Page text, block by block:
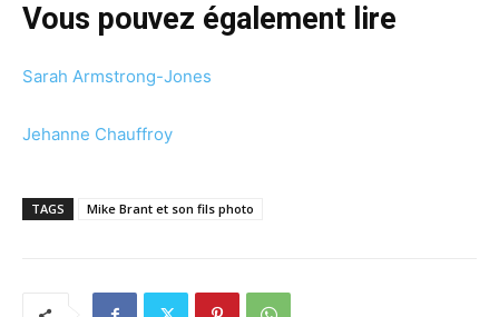
Vous pouvez également lire
Sarah Armstrong-Jones
Jehanne Chauffroy
TAGS Mike Brant et son fils photo